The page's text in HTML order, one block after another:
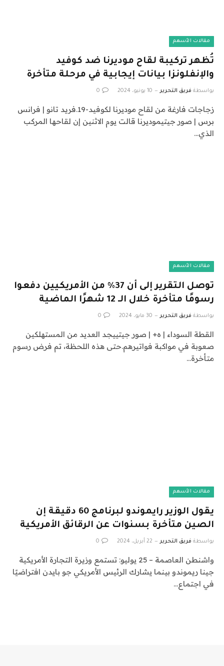
مقالات الأسهم
تُظهر تركيبة لقاح موديرنا ضد كوفيد
والإنفلونزا بيانات إيجابية في مرحلة متأخرة
بواسطة فريق التحرير 10 يونيو، 2024 0
زجاجات فارغة من لقاح موديرنا لكوفيد-19.فريد تانو | فرانس
برس | صور جيتيموديرنا قالت يوم الاثنين إن لقاحها المركب
الذي…
مقالات الأسهم
توصل التقرير إلى أن 37% من الأمريكيين دفعوا
رسومًا متأخرة خلال الـ 12 شهرًا الماضية
بواسطة فريق التحرير 30 مايو، 2024 0
القطة السوداء | ه+ | صور جيتييجد العديد من المستهلكين
صعوبة في مواكبة فواتيرهم.حتى هذه اللحظة، تم فرض رسوم
متأخرة…
مقالات الأسهم
يقول الوزير رايموندو لبرنامج 60 دقيقة إن
الصين متأخرة بسنوات عن الرقائق الأمريكية
بواسطة فريق التحرير 22 أبريل، 2024 0
واشنطن العاصمة – 25 يوليو: تستمع وزيرة التجارة الأمريكية
جينا ريموندو بينما يشارك الرئيس الأمريكي جو بايدن افتراضيًا
في اجتماع…